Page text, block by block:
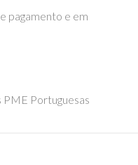
pagamento e em
Portuguesas